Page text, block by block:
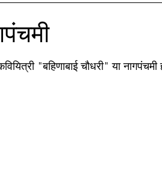
मणिपूर संघर्ष
"बहिणाबाई चौधरी" या